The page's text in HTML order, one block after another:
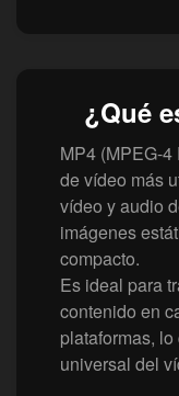
¿Qué
MP4 (MPEG-
de vídeo más
vídeo y audio
imágenes
compacto.
Es ideal para
contenido en
plataformas,
universal del